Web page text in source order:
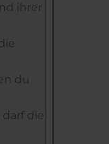
ihrer
du
darf die